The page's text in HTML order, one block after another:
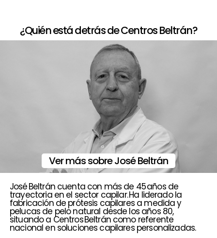
¿Quién está detrás de Centros Beltrán?
Ver más sobre José Beltrán
José Beltrán cuenta con más de 45 años de
trayectoria en el sector capilar. Ha liderado la
fabricación de prótesis capilares a medida y
pelucas de pelo natural desde los años 80,
situando a Centros Beltrán como referente
nacional en soluciones capilares personalizadas.